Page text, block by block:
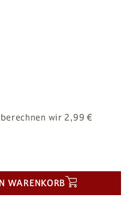
wir 2,99 €
WARENKORB